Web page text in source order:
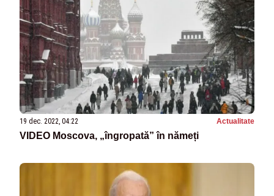
19 dec. 2022, 04:22 Actualitate
VIDEO Moscova, „îngropată” în nămeți